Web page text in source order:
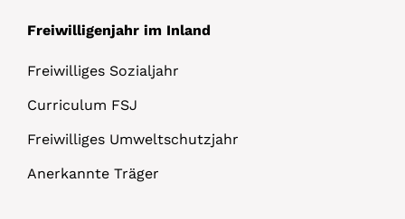
Freiwilligenjahr im Inland
Freiwilliges Sozialjahr
Curriculum FSJ
Freiwilliges Umweltschutzjahr
Anerkannte Träger